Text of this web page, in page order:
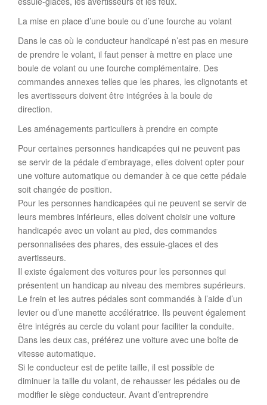
La mise en place d’une boule ou d’une fourche au volant
Dans le cas où le conducteur handicapé n’est pas en mesure
de prendre le volant, il faut penser à mettre en place une
boule de volant ou une fourche complémentaire. Des
commandes annexes telles que les phares, les clignotants et
les avertisseurs doivent être intégrées à la boule de
direction.
Les aménagements particuliers à prendre en compte
Pour certaines personnes handicapées qui ne peuvent pas
se servir de la pédale d’embrayage, elles doivent opter pour
une voiture automatique ou demander à ce que cette pédale
soit changée de position.
Pour les personnes handicapées qui ne peuvent se servir de
leurs membres inférieurs, elles doivent choisir une voiture
handicapée avec un volant au pied, des commandes
personnalisées des phares, des essuie-glaces et des
avertisseurs.
Il existe également des voitures pour les personnes qui
présentent un handicap au niveau des membres supérieurs.
Le frein et les autres pédales sont commandés à l’aide d’un
levier ou d’une manette accélératrice. Ils peuvent également
être intégrés au cercle du volant pour faciliter la conduite.
Dans les deux cas, préférez une voiture avec une boîte de
vitesse automatique.
Si le conducteur est de petite taille, il est possible de
diminuer la taille du volant, de rehausser les pédales ou de
modifier le siège conducteur. Avant d’entreprendre